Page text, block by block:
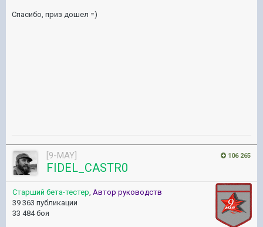
Спасибо, приз дошел =)
106 265
[9-MAY]
FIDEL_CASTR0
Старший бета-тестер, Автор руководств
39 363 публикации
33 484 боя